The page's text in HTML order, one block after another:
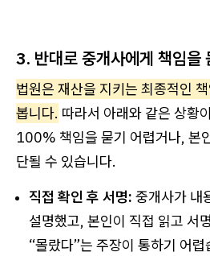
3. 반대로 중개사에게 책임을
법원은 재산을 지키는 최종적인
봅니다. 따라서 아래와 같은 상황
100% 책임을 묻기 어렵거나, 본
단될 수 있습니다.
직접 확인 후 서명: 중개사가 내
설명했고, 본인이 직접 읽고 서
“몰랐다”는 주장이 통하기 어렵